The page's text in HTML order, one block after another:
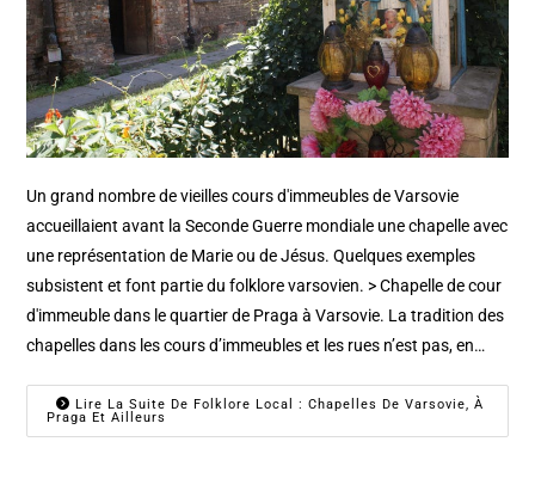
Un grand nombre de vieilles cours d'immeubles de Varsovie
accueillaient avant la Seconde Guerre mondiale une chapelle avec
une représentation de Marie ou de Jésus. Quelques exemples
subsistent et font partie du folklore varsovien. > Chapelle de cour
d'immeuble dans le quartier de Praga à Varsovie. La tradition des
chapelles dans les cours d’immeubles et les rues n’est pas, en…
Lire La Suite De Folklore Local : Chapelles De Varsovie, À
Praga Et Ailleurs